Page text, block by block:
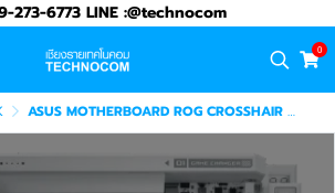
273-6773 LINE :@technocom
0
ASUS MOTHERBOARD ROG CROSSHAIR X870E GLACIAL (90MB1NQ0-M0UAY0)